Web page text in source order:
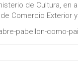
de Cultura,
Comercio Exterior y
pabellon-como-